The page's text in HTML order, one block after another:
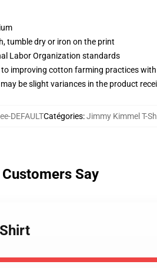
tumble dry or iron on the print
Labor Organization standards
improving cotton farming practices
be slight variances in the product
DEFAULTCatégories:Jimmy Kimmel T-
Say